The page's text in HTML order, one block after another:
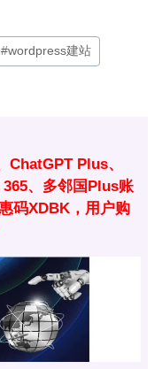
#wordpress建站
Plus、
、多邻国Plus账
码XDBK，用户购